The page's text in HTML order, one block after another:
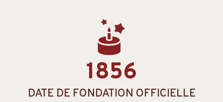
1856
DATE DE FONDATION OFFICIELLE